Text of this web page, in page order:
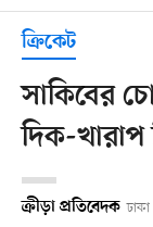
ক্রিকেট
সাকিবের
দিক-খারাপ
ক্রীড়া প্রতিবেদক ঢাকা